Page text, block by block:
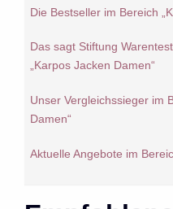
Die Bestseller im Bereich
Das sagt Stiftung
„Karpos Jacken Damen“
Unser Vergleichssieger im
Damen“
Aktuelle Angebote im